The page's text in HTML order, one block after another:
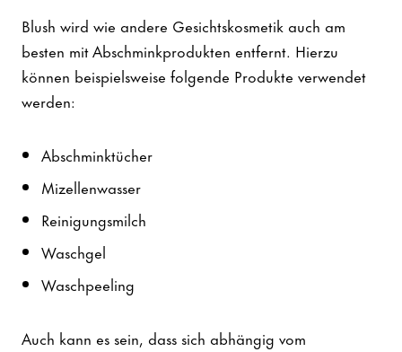
Blush wird wie andere Gesichtskosmetik auch am
besten mit Abschminkprodukten entfernt. Hierzu
können beispielsweise folgende Produkte verwendet
werden:
Abschminktücher
Mizellenwasser
Reinigungsmilch
Waschgel
Waschpeeling
Auch kann es sein, dass sich abhängig vom